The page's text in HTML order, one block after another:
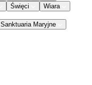
Święci Wiara
Sanktuaria Maryjne